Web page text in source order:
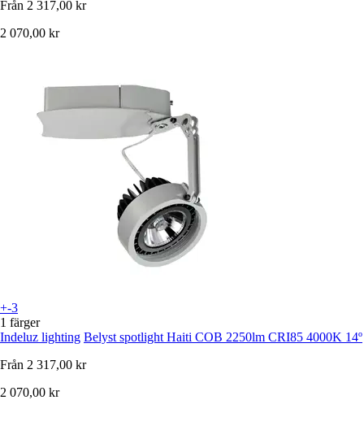
Från 2 317,00 kr
2 070,00 kr
+-3
1 färger
Indeluz lighting Belyst spotlight Haiti COB 2250lm CRI85 4000K 14º
Från 2 317,00 kr
2 070,00 kr